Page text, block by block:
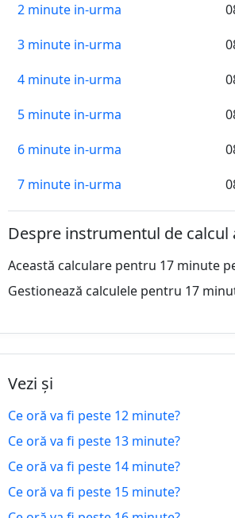
2 minute in-urma
3 minute in-urma
4 minute in-urma
5 minute in-urma
6 minute in-urma
7 minute in-urma
10 minute in-urma
12 minute in-urma
13 minute in-urma
14 minute in-urma
15 minute in-urma
16 minute in-urma
Despre instrumentul de
Această calculare pentru 17 minute
Gestionează calculele pentru 17
Vezi și
Ce oră va fi peste 12 minute?
Ce oră va fi peste 13 minute?
Ce oră va fi peste 14 minute?
Ce oră va fi peste 15 minute?